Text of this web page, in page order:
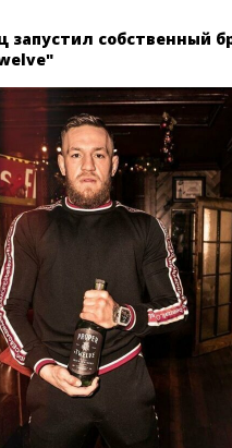
запустил собственный